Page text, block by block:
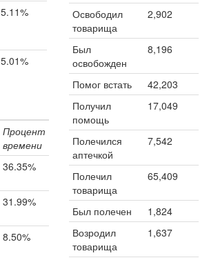
5.11%
5.01%
Процент
времени
36.35%
31.99%
8.50%
Освободил
товарища
2,902
Был
освобожден
8,196
Помог встать
42,203
Получил
помощь
17,049
Полечился
аптечкой
7,542
Полечил
товарища
65,409
Был полечен
1,824
Возродил
товарища
1,637